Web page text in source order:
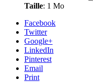
Taille: 1 Mo
Facebook
Twitter
Google+
LinkedIn
Pinterest
Email
Print